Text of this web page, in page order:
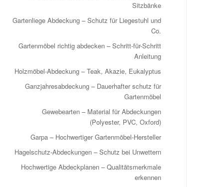
Sitzbänke
Gartenliege Abdeckung – Schutz für Liegestuhl und
Co.
Gartenmöbel richtig abdecken – Schritt-für-Schritt
Anleitung
Holzmöbel-Abdeckung – Teak, Akazie, Eukalyptus
Ganzjahresabdeckung – Dauerhafter schutz für
Gartenmöbel
Gewebearten – Material für Abdeckungen
(Polyester, PVC, Oxford)
Garpa – Hochwertiger Gartenmöbel-Hersteller
Hagelschutz-Abdeckungen – Schutz bei Unwettern
Hochwertige Abdeckplanen – Qualitätsmerkmale
erkennen